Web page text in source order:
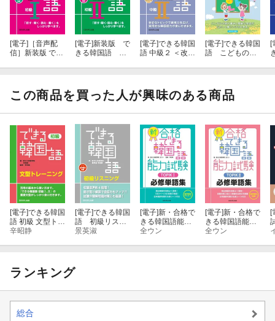
[電子] ［音声配
信］新装版 でき
[電子]新装版 で
きる韓国語 初
[電子]できる韓国
語 中級２ ＜改訂
[電子]できる韓国
語 こどものハ
[
この商品を買った人が興味のある商品
[電子]できる韓国
語 初級 文型トレ
ーニング
辛昭静
[電子]できる韓国
語 初級リスニ
ング
景英淑
[電子]新・合格で
きる韓国語能力
試験 TOPIK１ 必
全ウン
[電子]新・合格で
きる韓国語能力
試験 TOPIK２ 必
全ウン
[
ランキング
総合